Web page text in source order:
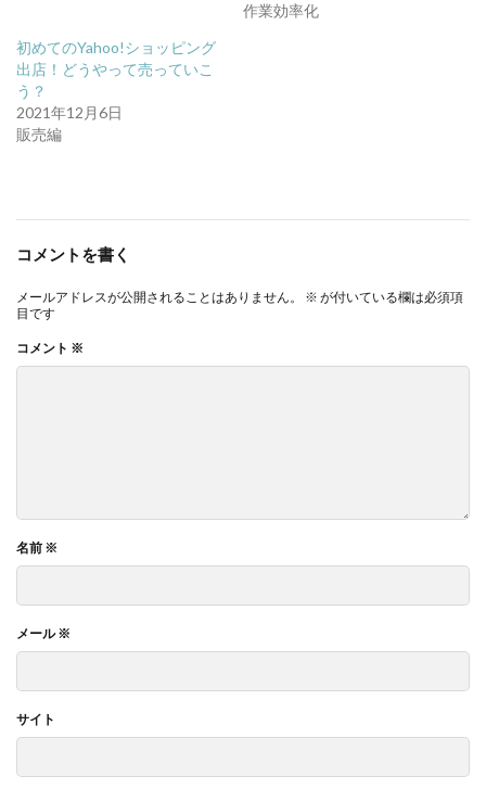
作業効率化
初めてのYahoo!ショッピング
出店！どうやって売っていこ
う？
2021年12月6日
販売編
コメントを書く
メールアドレスが公開されることはありません。 ※ が付いている欄は必須項
目です
コメント ※
名前 ※
メール※
サイト